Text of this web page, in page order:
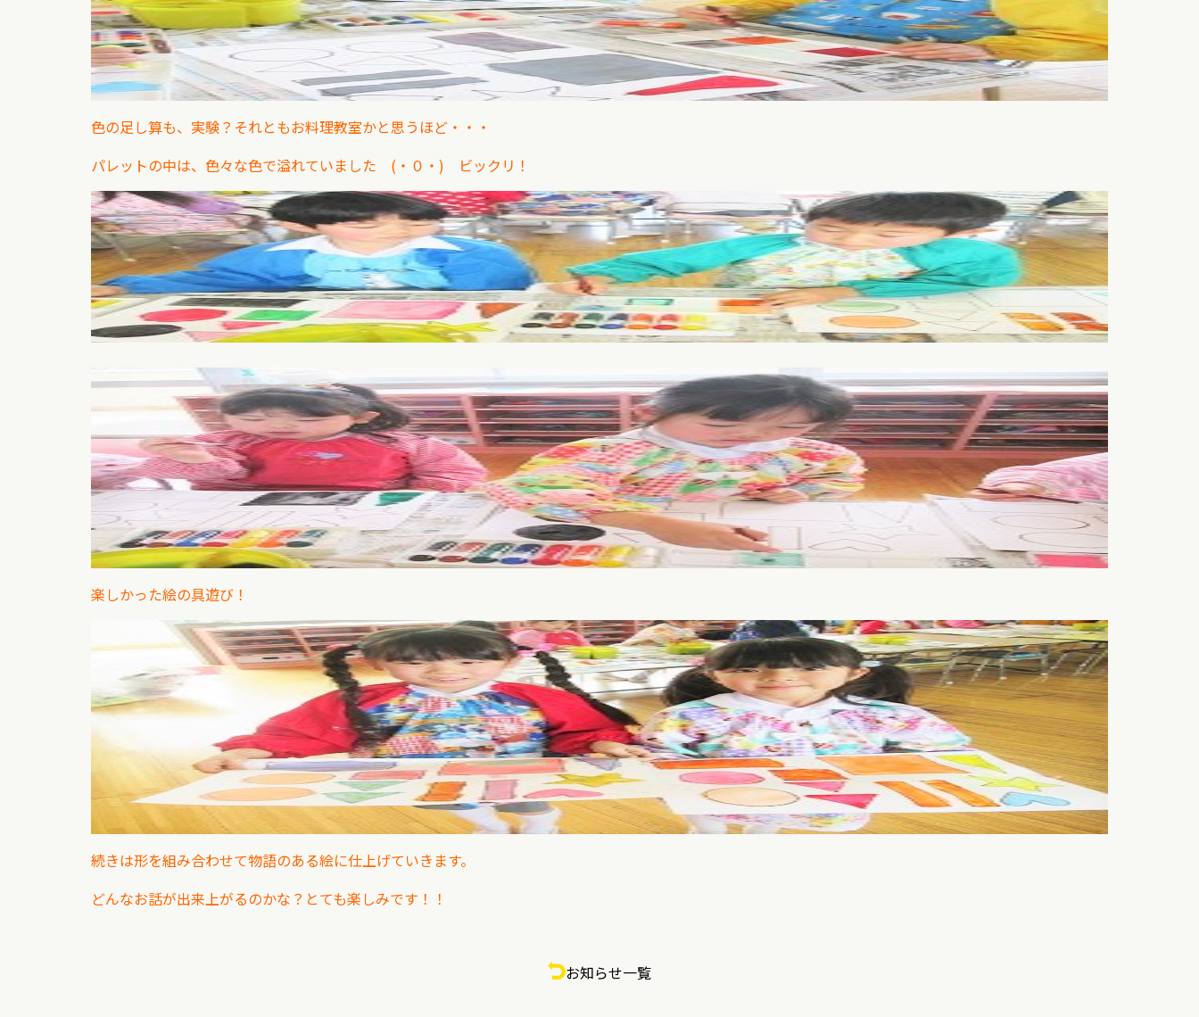
色の足し算も、実験？それともお料理教室かと思うほど・・・
パレットの中は、色々な色で溢れていました (・０・) ビックリ！
楽しかった絵の具遊び！
続きは形を組み合わせて物語のある絵に仕上げていきます。
どんなお話が出来上がるのかな？とても楽しみです！！
お知らせ一覧